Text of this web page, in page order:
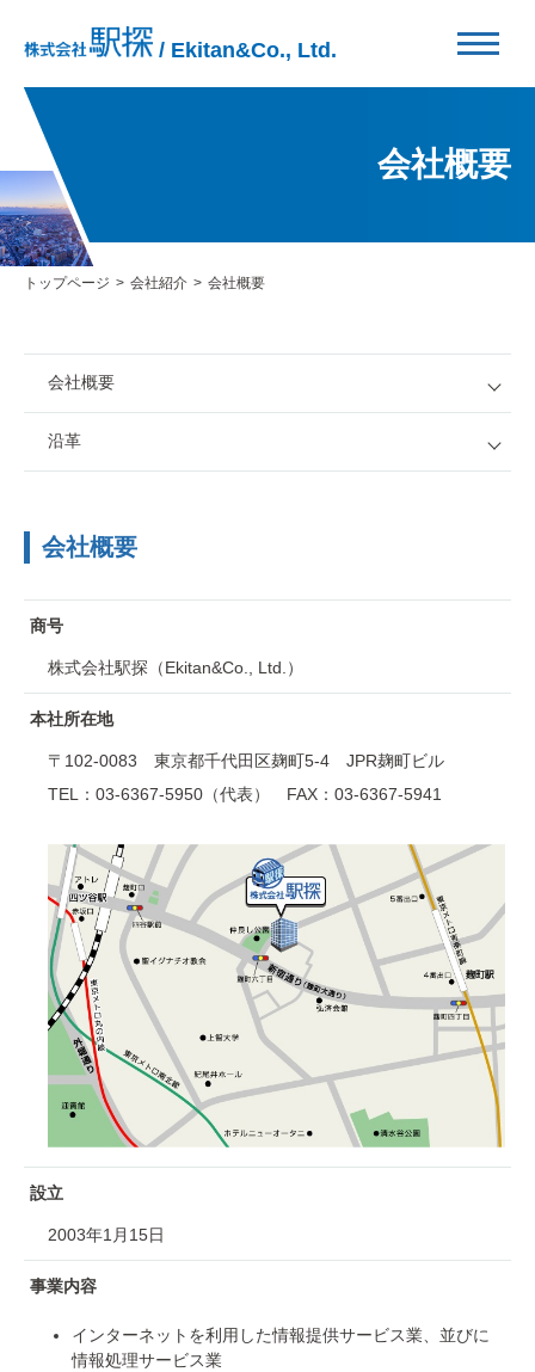
/ Ekitan&Co., Ltd.
会社概要
トップページ 会社紹介 会社概要
会社概要
沿革
会社概要
商号
株式会社駅探（Ekitan&Co., Ltd.）
本社所在地
〒102-0083 東京都千代田区麹町5-4 JPR麹町ビル
TEL：03-6367-5950（代表） FAX：03-6367-5941
設立
2003年1月15日
事業内容
インターネットを利用した情報提供サービス業、並びに
情報処理サービス業